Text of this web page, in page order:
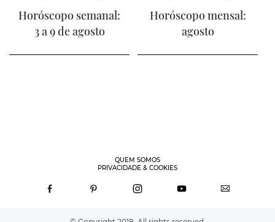
Horóscopo semanal:
3 a 9 de agosto
Horóscopo mensal:
agosto
QUEM SOMOS
PRIVACIDADE & COOKIES